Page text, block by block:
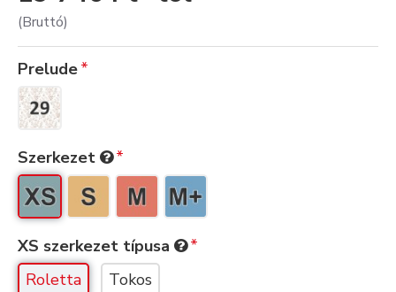
(Bruttó)
Prelude
Szerkezet
XS szerkezet típusa
Roletta
Tokos